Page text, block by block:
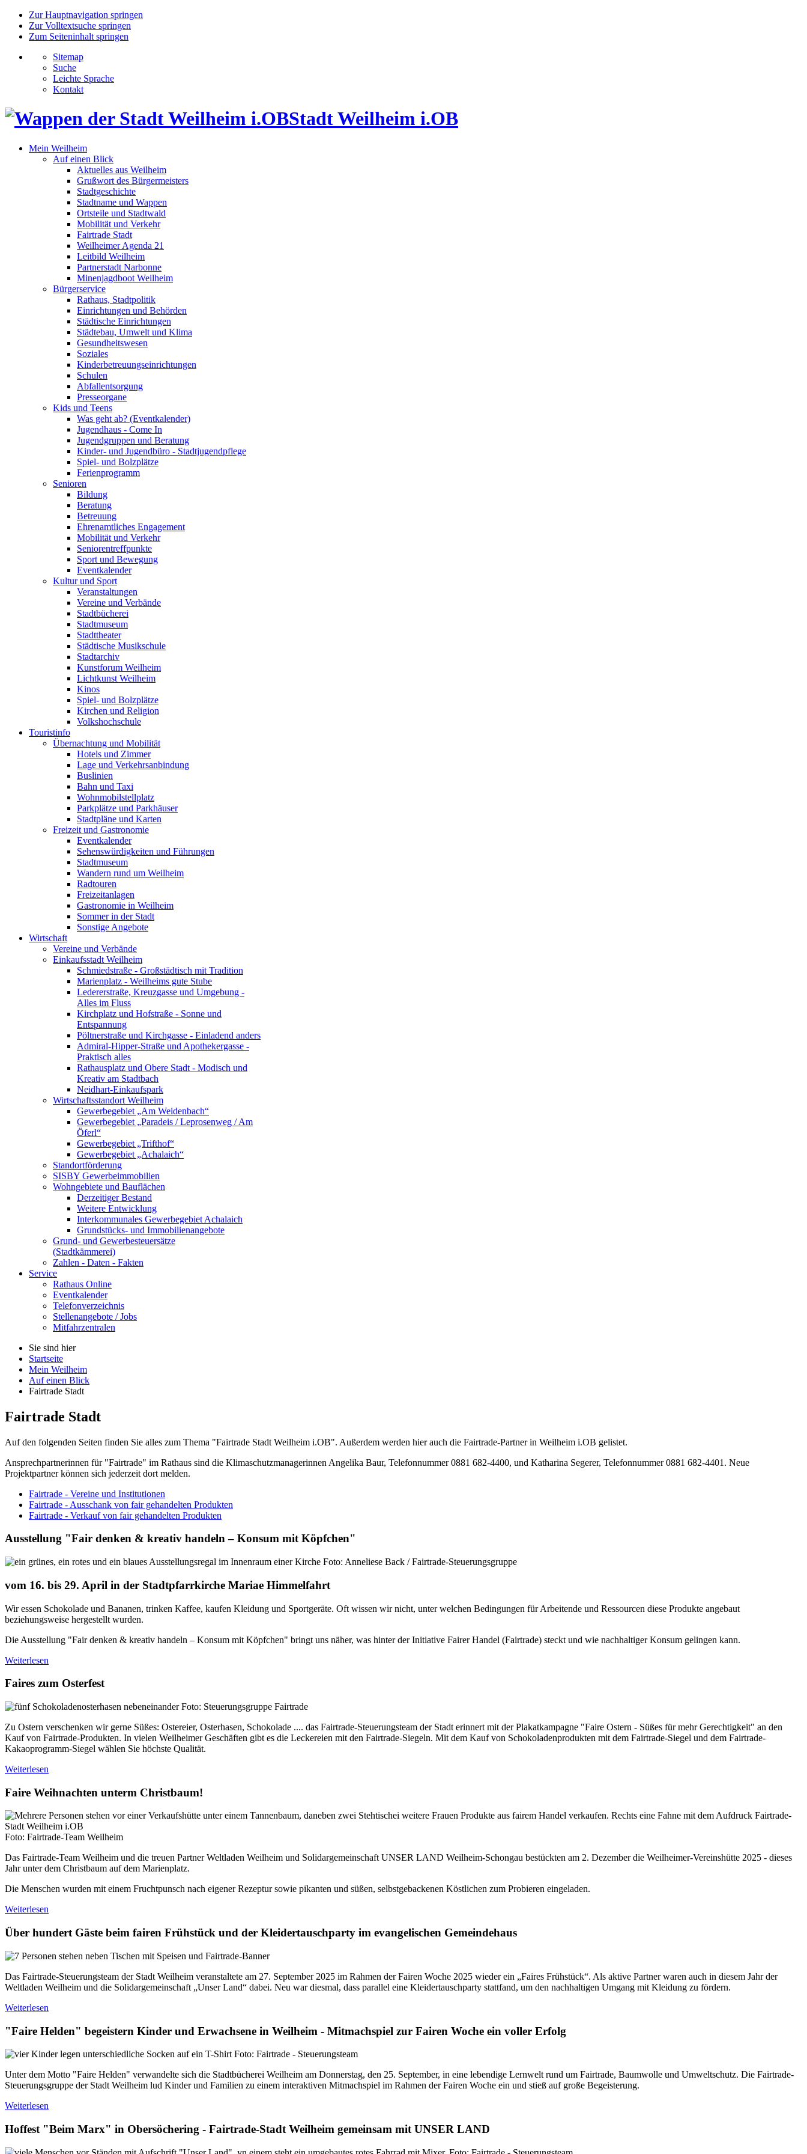
Zur Hauptnavigation springen
Zur Volltextsuche springen
Zum Seiteninhalt springen
Sitemap
Suche
Leichte Sprache
Kontakt
Stadt Weilheim i.OB
Mein Weilheim
Auf einen Blick
Aktuelles aus Weilheim
Grußwort des Bürgermeisters
Stadtgeschichte
Stadtname und Wappen
Ortsteile und Stadtwald
Mobilität und Verkehr
Fairtrade Stadt
Weilheimer Agenda 21
Leitbild Weilheim
Partnerstadt Narbonne
Minenjagdboot Weilheim
Bürgerservice
Rathaus, Stadtpolitik
Einrichtungen und Behörden
Städtische Einrichtungen
Städtebau, Umwelt und Klima
Gesundheitswesen
Soziales
Kinderbetreuungseinrichtungen
Schulen
Abfallentsorgung
Presseorgane
Kids und Teens
Was geht ab? (Eventkalender)
Jugendhaus - Come In
Jugendgruppen und Beratung
Kinder- und Jugendbüro - Stadtjugendpflege
Spiel- und Bolzplätze
Ferienprogramm
Senioren
Bildung
Beratung
Betreuung
Ehrenamtliches Engagement
Mobilität und Verkehr
Seniorentreffpunkte
Sport und Bewegung
Eventkalender
Kultur und Sport
Veranstaltungen
Vereine und Verbände
Stadtbücherei
Stadtmuseum
Stadttheater
Städtische Musikschule
Stadtarchiv
Kunstforum Weilheim
Lichtkunst Weilheim
Kinos
Spiel- und Bolzplätze
Kirchen und Religion
Volkshochschule
Touristinfo
Übernachtung und Mobilität
Hotels und Zimmer
Lage und Verkehrsanbindung
Buslinien
Bahn und Taxi
Wohnmobilstellplatz
Parkplätze und Parkhäuser
Stadtpläne und Karten
Freizeit und Gastronomie
Eventkalender
Sehenswürdigkeiten und Führungen
Stadtmuseum
Wandern rund um Weilheim
Radtouren
Freizeitanlagen
Gastronomie in Weilheim
Sommer in der Stadt
Sonstige Angebote
Wirtschaft
Vereine und Verbände
Einkaufsstadt Weilheim
Schmiedstraße - Großstädtisch mit Tradition
Marienplatz - Weilheims gute Stube
Ledererstraße, Kreuzgasse und Umgebung -
Alles im Fluss
Kirchplatz und Hofstraße - Sonne und
Entspannung
Pöltnerstraße und Kirchgasse - Einladend anders
Admiral-Hipper-Straße und Apothekergasse -
Praktisch alles
Rathausplatz und Obere Stadt - Modisch und
Kreativ am Stadtbach
Neidhart-Einkaufspark
Wirtschaftsstandort Weilheim
Gewerbegebiet „Am Weidenbach“
Gewerbegebiet „Paradeis / Leprosenweg / Am
Öferl“
Gewerbegebiet „Trifthof“
Gewerbegebiet „Achalaich“
Standortförderung
SISBY Gewerbeimmobilien
Wohngebiete und Bauflächen
Derzeitiger Bestand
Weitere Entwicklung
Interkommunales Gewerbegebiet Achalaich
Grundstücks- und Immobilienangebote
Grund- und Gewerbesteuersätze
(Stadtkämmerei)
Zahlen - Daten - Fakten
Service
Rathaus Online
Eventkalender
Telefonverzeichnis
Stellenangebote / Jobs
Mitfahrzentralen
Sie sind hier
Startseite
Mein Weilheim
Auf einen Blick
Fairtrade Stadt
Fairtrade Stadt
Auf den folgenden Seiten finden Sie alles zum Thema "Fairtrade Stadt Weilheim i.OB". Außerdem werden hier auch die Fairtrade-Partner in Weilheim i.OB gelistet.
Ansprechpartnerinnen für "Fairtrade" im Rathaus sind die Klimaschutzmanagerinnen Angelika Baur, Telefonnummer 0881 682-4400, und Katharina Segerer, Telefonnummer 0881 682-4401. Neue
Projektpartner können sich jederzeit dort melden.
Fairtrade - Vereine und Institutionen
Fairtrade - Ausschank von fair gehandelten Produkten
Fairtrade - Verkauf von fair gehandelten Produkten
Ausstellung "Fair denken & kreativ handeln – Konsum mit Köpfchen"
Foto: Anneliese Back / Fairtrade-Steuerungsgruppe
vom 16. bis 29. April in der Stadtpfarrkirche Mariae Himmelfahrt
Wir essen Schokolade und Bananen, trinken Kaffee, kaufen Kleidung und Sportgeräte. Oft wissen wir nicht, unter welchen Bedingungen für Arbeitende und Ressourcen diese Produkte angebaut
beziehungsweise hergestellt wurden.
Die Ausstellung "Fairdenken & kreativ handeln – Konsum mit Köpfchen" bringt uns näher, was hinter der Initiative FairerHandel (Fairtrade) steckt und wie nachhaltiger Konsum gelingen kann.
Weiterlesen
Faires zum Osterfest
Foto: Steuerungsgruppe Fairtrade
Zu Ostern verschenken wir gerne Süßes: Ostereier, Osterhasen, Schokolade .... das Fairtrade-Steuerungsteam der Stadt erinnert mit der Plakatkampagne "Faire Ostern - Süßes für mehr Gerechtigkeit" an den
Kauf von Fairtrade-Produkten. In vielen Weilheimer Geschäften gibt es die Leckereien mit den Fairtrade-Siegeln. Mit dem Kauf von Schokoladenprodukten mit dem Fairtrade-Siegel und dem Fairtrade-
Kakaoprogramm-Siegel wählen Sie höchste Qualität.
Weiterlesen
Faire Weihnachten unterm Christbaum!
Foto: Fairtrade-Team Weilheim
Das Fairtrade-Team Weilheim und die treuen Partner Weltladen Weilheim und Solidargemeinschaft UNSER LAND Weilheim-Schongau bestückten am 2. Dezember die Weilheimer-Vereinshütte 2025 - dieses
Jahr unter dem Christbaum auf dem Marienplatz.
Die Menschen wurden mit einem Fruchtpunsch nach eigener Rezeptur sowie pikanten und süßen, selbstgebackenen Köstlichen zum Probieren eingeladen.
Weiterlesen
Über hundert Gäste beim fairen Frühstück und der Kleidertauschparty im evangelischen Gemeindehaus
Das Fairtrade-Steuerungsteam der Stadt Weilheim veranstaltete am 27. September 2025 im Rahmen derFairen Woche 2025 wieder ein „Faires Frühstück“. Als aktive Partner waren auch in diesem Jahr der
Weltladen Weilheim und die Solidargemeinschaft „Unser Land“ dabei. Neu war diesmal, dass parallel eine Kleidertauschparty stattfand, um den nachhaltigen Umgang mit Kleidung zu fördern.
Weiterlesen
"Faire Helden" begeistern Kinder und Erwachsene in Weilheim - Mitmachspiel zur Fairen Woche ein voller Erfolg
Foto: Fairtrade - Steuerungsteam
Unter dem Motto "Faire Helden" verwandelte sich die Stadtbücherei Weilheim am Donnerstag, den 25. September, in eine lebendige Lernwelt rund um Fairtrade, Baumwolle und Umweltschutz. Die Fairtrade-
Steuerungsgruppe der Stadt Weilheim lud Kinder und Familien zu einem interaktiven Mitmachspiel im Rahmen derFairen Woche ein und stieß auf große Begeisterung.
Weiterlesen
Hoffest "Beim Marx" in Obersöchering - Fairtrade-Stadt Weilheim gemeinsam mit UNSER LAND